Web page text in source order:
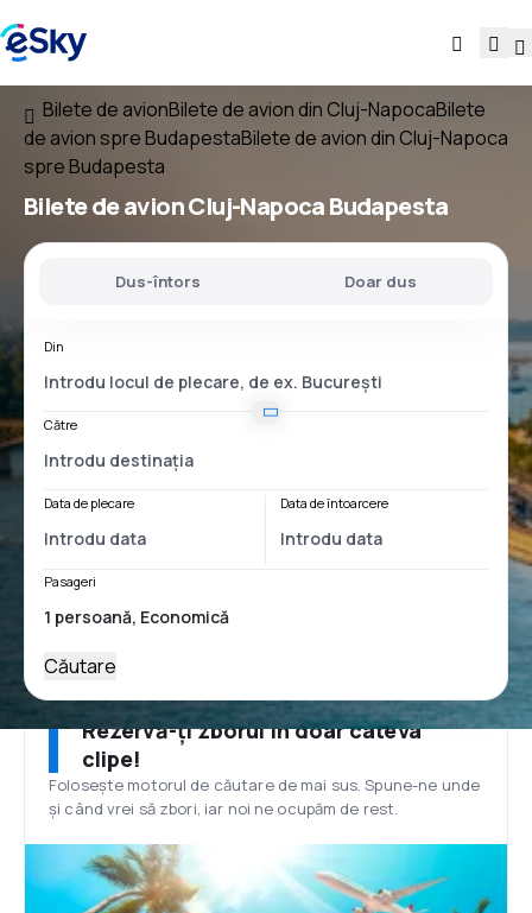
Bilete de avionBilete de avion din Cluj-NapocaBilete
de avion spre BudapestaBilete de avion din Cluj-Napoca
spre Budapesta
Bilete de avionCluj-Napoca Budapesta
Dus-întors Doar dus
Din
Către
Data de plecare Data de întoarcere
Pasageri
Căutare
Rezervă-ți zborul în doar câteva
clipe!
Folosește motorul de căutare de mai sus. Spune-ne unde
și când vrei să zbori, iar noi ne ocupăm de rest.